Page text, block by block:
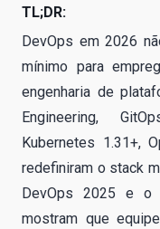
TL;DR:
DevOps em 2026
mínimo para
engenharia de
Engineering,
Kubernetes 1.31+,
redefiniram o stack
DevOps 2025 e o
mostram que